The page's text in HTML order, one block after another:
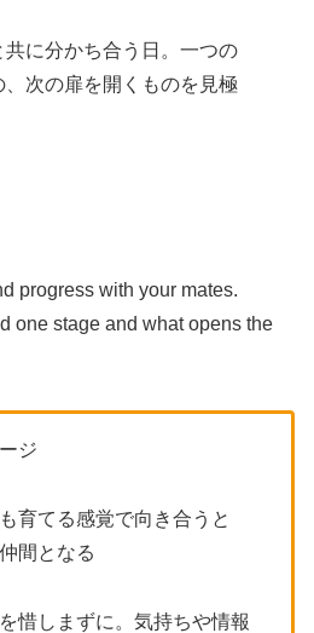
共に分かち合う日。一つの
次の扉を開くものを見極
progress with your mates.
one stage and what opens the
ジ
育てる感覚で向き合うと
間となる
惜しまずに。気持ちや情報